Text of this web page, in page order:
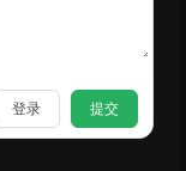
登录 提交